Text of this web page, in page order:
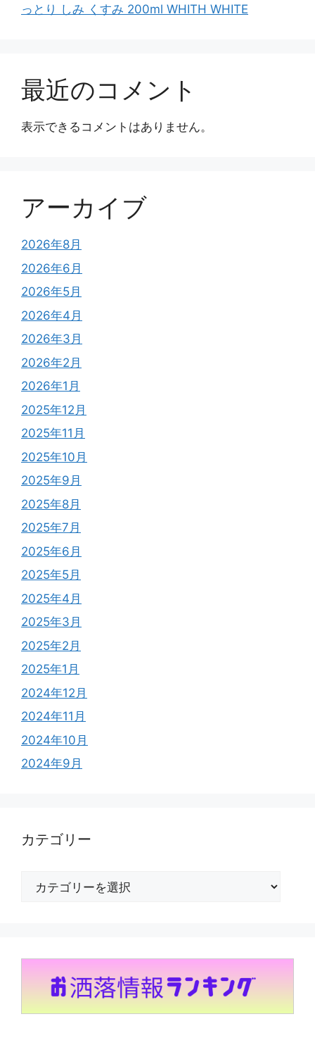
っとり しみ くすみ 200ml WHITH WHITE
最近のコメント
表示できるコメントはありません。
アーカイブ
2026年8月
2026年6月
2026年5月
2026年4月
2026年3月
2026年2月
2026年1月
2025年12月
2025年11月
2025年10月
2025年9月
2025年8月
2025年7月
2025年6月
2025年5月
2025年4月
2025年3月
2025年2月
2025年1月
2024年12月
2024年11月
2024年10月
2024年9月
カテゴリー